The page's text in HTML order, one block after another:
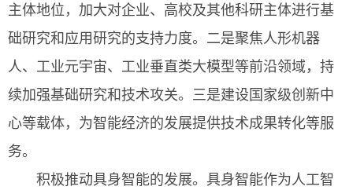
主体地位，加大对企业、高校及其他科研主体进行基
础研究和应用研究的支持力度。二是聚焦人形机器
人、工业元宇宙、工业垂直类大模型等前沿领域，持
续加强基础研究和技术攻关。三是建设国家级创新中
心等载体，为智能经济的发展提供技术成果转化等服
务。
积极推动具身智能的发展。具身智能作为人工智